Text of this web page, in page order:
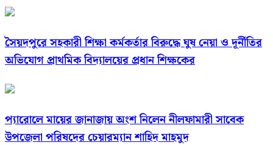
সৈয়দপুরে সহকারী শিক্ষা কর্মকর্তার বিরুদ্ধে ঘুষ নেয়া ও দূর্নীতির
অভিযোগ প্রাথমিক বিদ্যালয়ের প্রধান শিক্ষকের
প্যারোলে মায়ের জানাজায় অংশ নিলেন নীলফামারী সাবেক
উপজেলা পরিষদের চেয়ারম্যান শাহিদ মাহমুদ